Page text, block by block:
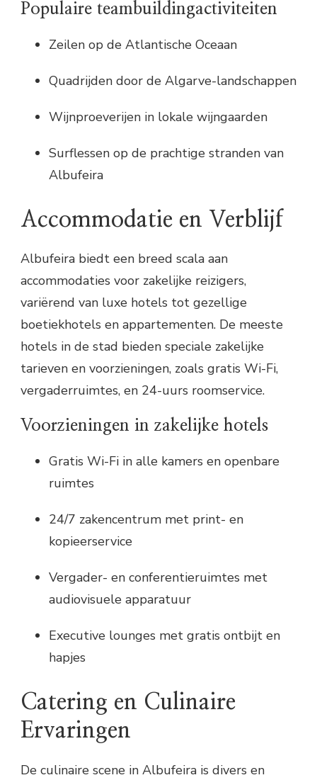
Populaire teambuildingactiviteiten
Zeilen op de Atlantische Oceaan
Quadrijden door de Algarve-landschappen
Wijnproeverijen in lokale wijngaarden
Surflessen op de prachtige stranden van
Albufeira
Accommodatie en Verblijf
Albufeira biedt een breed scala aan
accommodaties voor zakelijke reizigers,
variërend van luxe hotels tot gezellige
boetiekhotels en appartementen. De meeste
hotels in de stad bieden speciale zakelijke
tarieven en voorzieningen, zoals gratis Wi-Fi,
vergaderruimtes, en 24-uurs roomservice.
Voorzieningen in zakelijke hotels
Gratis Wi-Fi in alle kamers en openbare
ruimtes
24/7 zakencentrum met print- en
kopieerservice
Vergader- en conferentieruimtes met
audiovisuele apparatuur
Executive lounges met gratis ontbijt en
hapjes
Catering en Culinaire
Ervaringen
De culinaire scene in Albufeira is divers en